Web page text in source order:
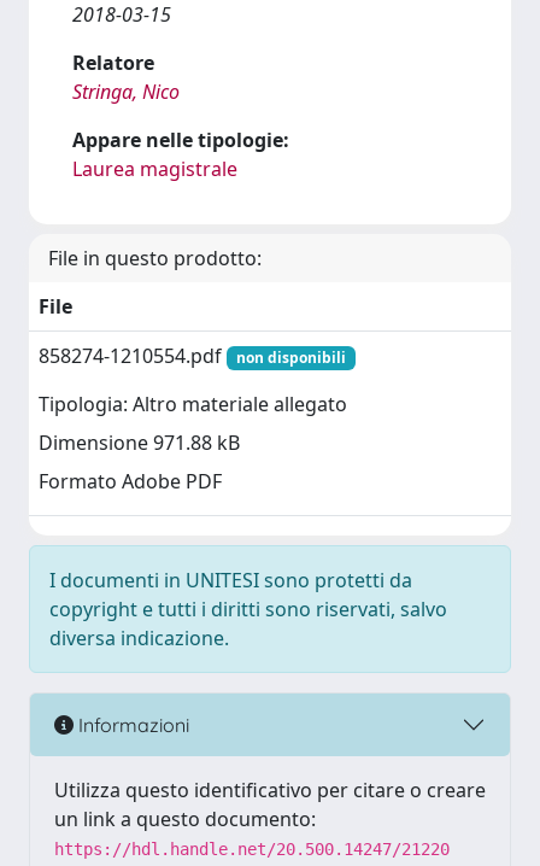
2018-03-15
Relatore
Stringa, Nico
Appare nelle tipologie:
Laurea magistrale
File in questo prodotto:
File
858274-1210554.pdf
non disponibili
Tipologia: Altro materiale allegato
Dimensione 971.88 kB
Formato Adobe PDF
I documenti in UNITESI sono protetti da
copyright e tutti i diritti sono riservati, salvo
diversa indicazione.
Informazioni
Utilizza questo identificativo per citare o creare
un link a questo documento:
https://hdl.handle.net/20.500.14247/21220